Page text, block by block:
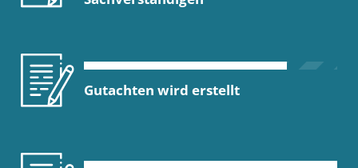
Gutachten wird erstellt